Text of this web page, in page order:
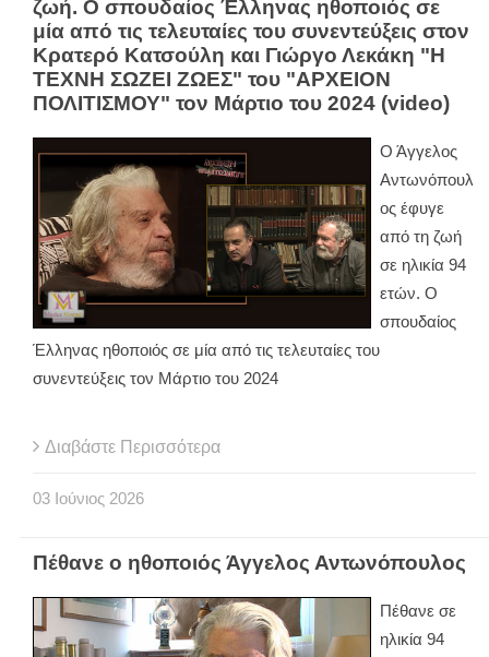
ζωή. Ο σπουδαίος Έλληνας ηθοποιός σε
μία από τις τελευταίες του συνεντεύξεις στον
Κρατερό Κατσούλη και Γιώργο Λεκάκη "Η
ΤΕΧΝΗ ΣΩΖΕΙ ΖΩΕΣ" του "ΑΡΧΕΙΟΝ
ΠΟΛΙΤΙΣΜΟΥ" τον Μάρτιο του 2024 (video)
Ο Άγγελος
Αντωνόπουλ
ος έφυγε
από τη ζωή
σε ηλικία 94
ετών. Ο
σπουδαίος
Έλληνας ηθοποιός σε μία από τις τελευταίες του
συνεντεύξεις τον Μάρτιο του 2024
Διαβάστε Περισσότερα
03 Ιούνιος 2026
Πέθανε ο ηθοποιός Άγγελος Αντωνόπουλος
Πέθανε σε
ηλικία 94